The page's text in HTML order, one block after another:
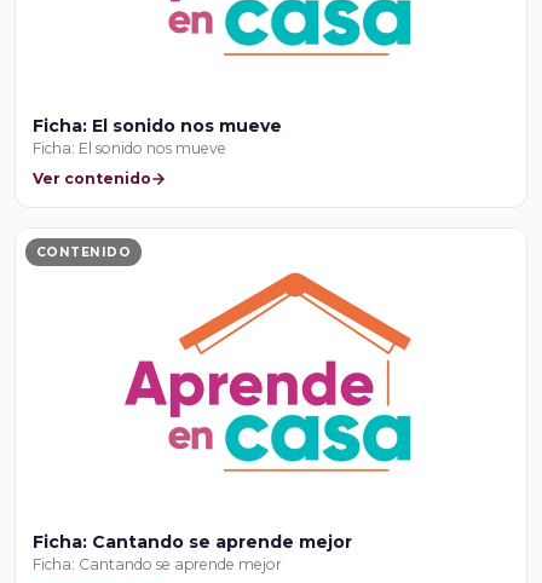
Ficha: El sonido nos mueve
Ficha: El sonido nos mueve
Ver contenido
CONTENIDO
Ficha: Cantando se aprende mejor
Ficha: Cantando se aprende mejor